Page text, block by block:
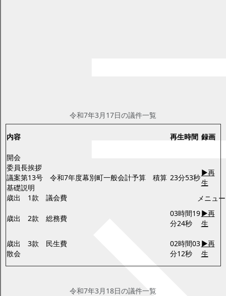
メニュー
令和7年3月17日の議件一覧
内容 再生時間 録画
開会
委員長挨拶
議案第13号 令和7年度幕別町一般会計予算 積算
基礎説明
歳出 1款 議会費
23分53秒
▶再
生
歳出 2款 総務費
03時間19
分24秒
▶再
生
歳出 3款 民生費
散会
02時間03
分12秒
▶再
生
令和7年3月18日の議件一覧